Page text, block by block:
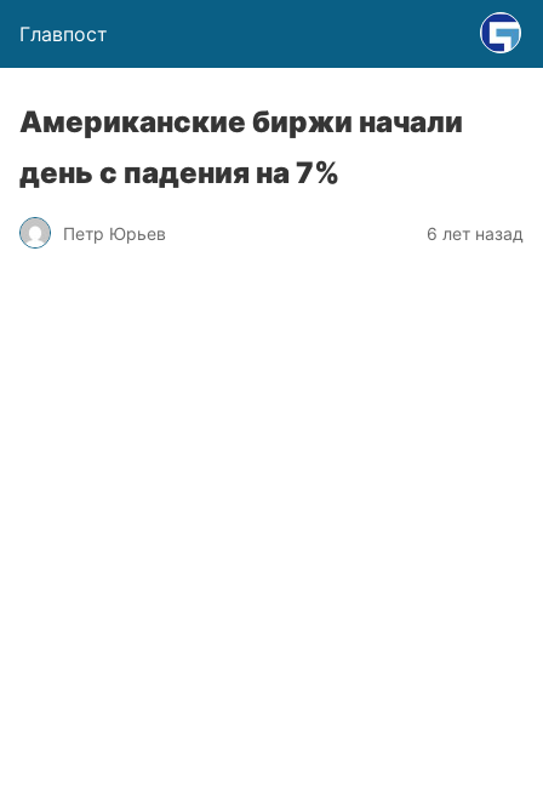
Главпост
Американские биржи начали
день с падения на 7%
Петр Юрьев 6 лет назад